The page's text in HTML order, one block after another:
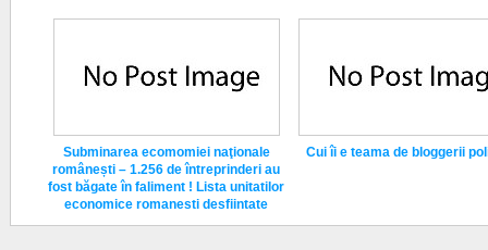
Subminarea ecomomiei naţionale
românești – 1.256 de întreprinderi au
fost băgate în faliment ! Lista unitatilor
economice romanesti desfiintate
Cui îi e teama de bloggerii